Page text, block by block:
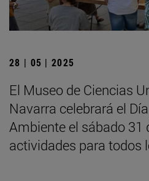
28 | 05 | 2025
El Museo de Ciencias
Navarra celebrará el
Ambiente el sábado 31
actividades para todos